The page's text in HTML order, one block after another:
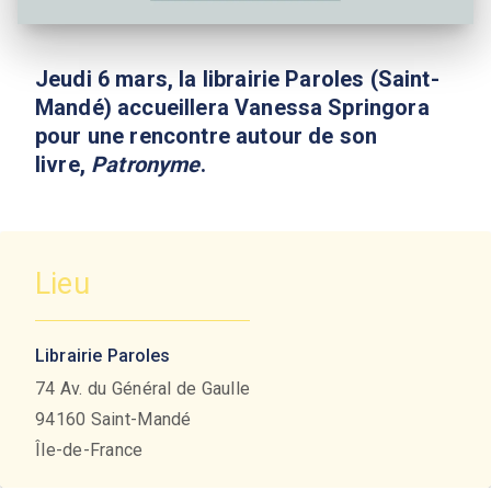
Jeudi 6 mars, la librairie Paroles (Saint-
Mandé) accueillera Vanessa Springora
pour une rencontre autour de son
livre, Patronyme.
Lieu
Librairie Paroles
74 Av. du Général de Gaulle
94160 Saint-Mandé
Île-de-France